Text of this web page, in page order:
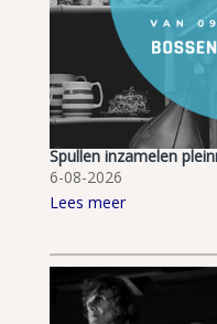
Spullen inzamelen
6-08-2026
Lees meer